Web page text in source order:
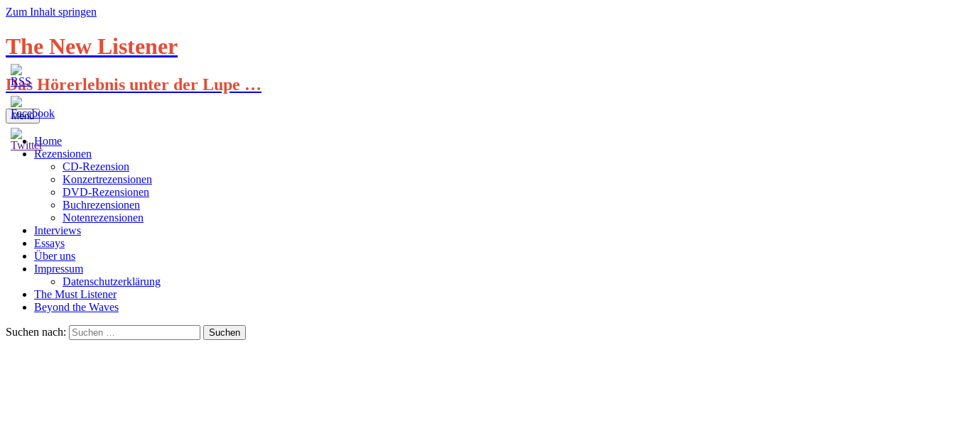
Zum Inhalt springen
The New Listener
Das Hörerlebnis unter der Lupe …
Menü
Home
Rezensionen
CD-Rezension
Konzertrezensionen
DVD-Rezensionen
Buchrezensionen
Notenrezensionen
Interviews
Essays
Über uns
Impressum
Datenschutzerklärung
The Must Listener
Beyond the Waves
Suchen nach: